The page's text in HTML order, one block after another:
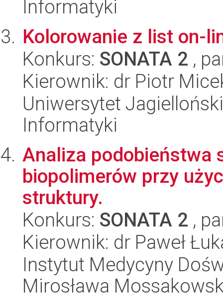
Informatyki
Kolorowanie z list on-
Konkurs: SONATA 2 ,
Kierownik: dr Piotr
Uniwersytet
Informatyki
Analiza podobieństwa
biopolimerów przy
struktury.
Konkurs: SONATA 2 ,
Kierownik: dr Paweł
Instytut Medycyny
Mirosława